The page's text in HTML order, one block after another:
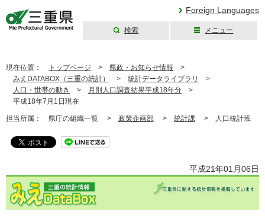
Foreign Languages
検索 メニュー
現在位置： トップページ > 県政・お知らせ情報 >
みえDATABOX（三重の統計）
> 統計データライブラリ
>
人口・世帯の動き
> 月別人口調査結果平成18年分 >
平成18年7月1日現在
担当所属： 県庁の組織一覧 > 政策企画部 > 統計課 > 人口統計班
平成21年01月06日